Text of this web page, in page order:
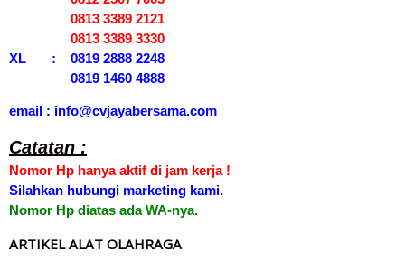
0813 3389 2121
0813 3389 3330
XL : 0819 2888 2248
0819 1460 4888
email : info@cvjayabersama.com
Catatan :
Nomor Hp hanya aktif di jam kerja !
Silahkan hubungi marketing kami.
Nomor Hp diatas ada WA-nya.
ARTIKEL ALAT OLAHRAGA